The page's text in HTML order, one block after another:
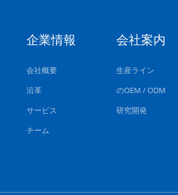
企業情報
会社概要
沿革
サービス
チーム
会社案内
生産ライン
のOEM / ODM
研究開発